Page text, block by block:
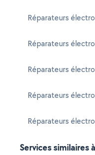
Réparateurs
Réparateurs
Réparateurs
Réparateurs
Réparateurs
Services similaires